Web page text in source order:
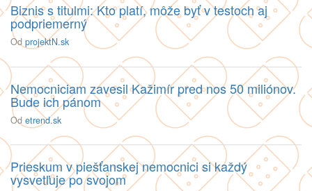
Biznis s titulmi: Kto platí, môže byť v testoch aj
podpriemerný
Od projektN.sk
Nemocniciam zavesil Kažimír pred nos 50 miliónov.
Bude ich pánom
Od etrend.sk
Prieskum v piešťanskej nemocnici si každý
vysvetľuje po svojom